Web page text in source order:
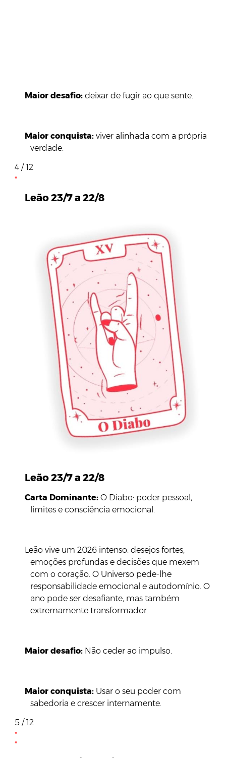
Maior desafio:deixar de fugir ao que sente.
Maior conquista: viver alinhada com a própria
verdade.
4 / 12
Leão 23/7 a 22/8
Leão 23/7 a 22/8
Carta Dominante: O Diabo: poder pessoal,
limites e consciência emocional.
Leão vive um 2026 intenso: desejos fortes,
emoções profundas e decisões que mexem
com o coração. O Universo pede-lhe
responsabilidade emocional e autodomínio. O
ano pode ser desafiante, mas também
extremamente transformador.
Maior desafio:Não ceder ao impulso.
Maior conquista: Usar o seu poder com
sabedoria e crescer internamente.
5 / 12